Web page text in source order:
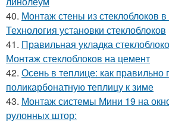
40. Монтаж стены из стеклоблоков
Технология установки стеклоблоков
41. Правильная укладка
Монтаж стеклоблоков на цемент
42. Осень в теплице: как правильно
поликарбонатную теплицу к зиме
43. Монтаж системы Мини 19 на
рулонных штор: